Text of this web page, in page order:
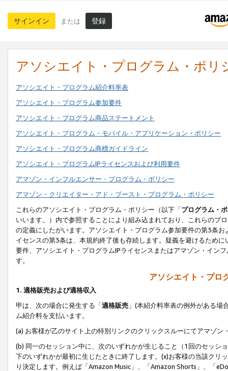
サインイン または 登録
アソシエイト・プログラム・ポリ
アソシエイト・プログラム紹介料率表
アソシエイト・プログラム参加要件
アソシエイト・プログラム商品ステートメント
アソシエイト・プログラム・モバイル・アプリケーション・ポリシー
アソシエイト・プログラム商標ガイドライン
アソシエイト・プログラムIPライセンスおよび利用要件
アマゾン・インフルエンサー・プログラム・ポリシー
アマゾン・クリエイター・アド・ブースト・プログラム・ポリシー
これらのアソシエイト・プログラム・ポリシー（以下「プログラム・
いいます。）内で参照することにより組み込まれており、これらのプ
の定義にしたがいます。アソシエイト・プログラム参加要件の第3条
イセンスの第3条は、本規約終了後も存続します。疑義を避けるため
要件、アソシエイト・プログラムIPライセンスまたはアマゾン・イン
す。
アソシエイト・プロ
1. 適格販売および適格収入
甲は、次の場合に発生する「適格販売 」(本紹介料率表の例外がある
ム紹介料を支払います。
(a) お客様が乙のサイト上の特別リンクのクリックスルーにてアマゾン
(b) 同一のセッション中に、次のいずれかが生じること（1回のセッシ
下のいずれかが最初に生じたときに終了します。(x)お客様の当該ク
り決定します。例えば「Amazon Music」、「Amazon Shorts」、「